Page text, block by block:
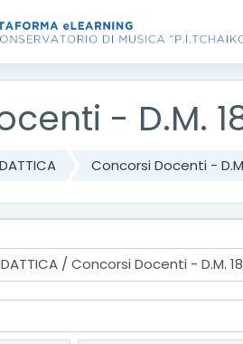
- D.M.
Concorsi Docenti -